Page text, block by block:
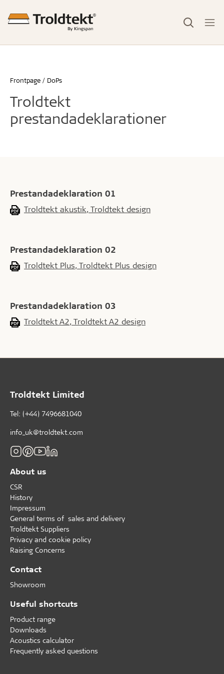
Frontpage DoPs
Troldtekt
prestandadeklarationer
Prestandadeklaration 01
Troldtekt akustik, Troldtekt design
Prestandadeklaration 02
Troldtekt Plus, Troldtekt Plus design
Prestandadeklaration 03
Troldtekt A2, Troldtekt A2 design
Troldtekt Limited
Tel: (+44) 7496681040
info_uk@troldtekt.com
About us
CSR
History
Impressum
General terms of sales and delivery
Troldtekt Suppliers
Privacy and cookie policy
Raising Concerns
Contact
Showroom
Useful shortcuts
Product range
Downloads
Acoustics calculator
Frequently asked questions